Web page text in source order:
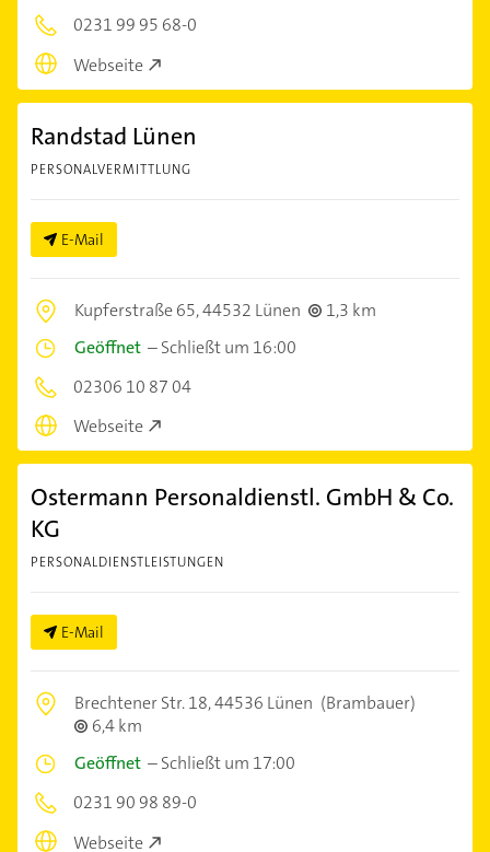
0231 99 95 68-0
Webseite
Randstad Lünen
PERSONALVERMITTLUNG
E-Mail
Kupferstraße 65,44532 Lünen
1,3 km
Geöffnet –Schließt um 16:00
02306 10 87 04
Webseite
Ostermann Personaldienstl. GmbH & Co.
KG
PERSONALDIENSTLEISTUNGEN
E-Mail
Brechtener Str. 18,44536 Lünen (Brambauer)
6,4 km
Geöffnet –Schließt um 17:00
0231 90 98 89-0
Webseite